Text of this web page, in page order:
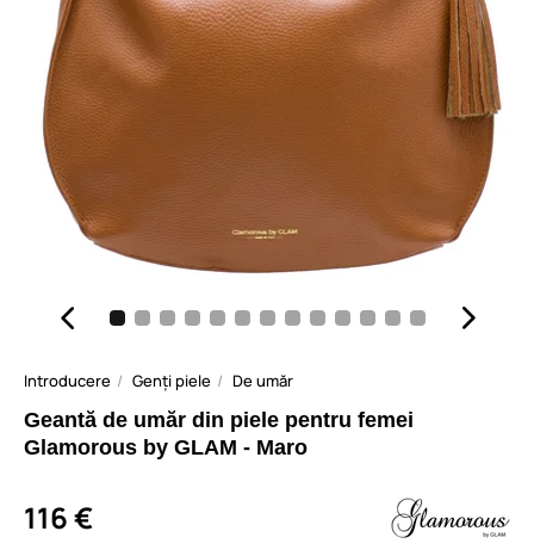
Introducere Genți piele De umăr
Geantă de umăr din piele pentru femei
Glamorous by GLAM - Maro
116 €